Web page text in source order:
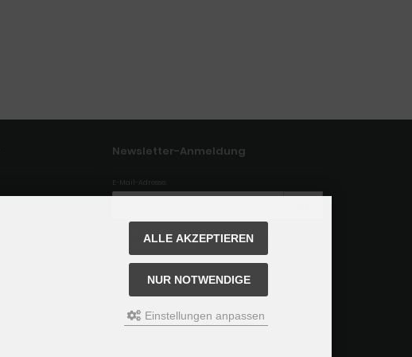
Newsletter-Anmeldung
E-Mail-Adresse:
Der Newsletter kann jederzeit hier oder in Ihrem Kunden
konto abbestellt werden.
ALLE AKZEPTIEREN
NUR NOTWENDIGE
Einstellungen anpassen